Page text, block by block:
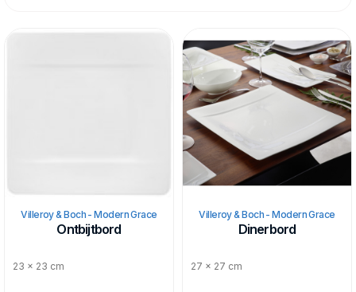
Het Modern Grace is gemaakt van Premium Bone China en
is vaatwasser en magnetronbestendig.
Villeroy & Boch - Modern Grace
Ontbijtbord
23 x 23 cm
Villeroy & Boch - Modern Grace
Dinerbord
27 x 27 cm